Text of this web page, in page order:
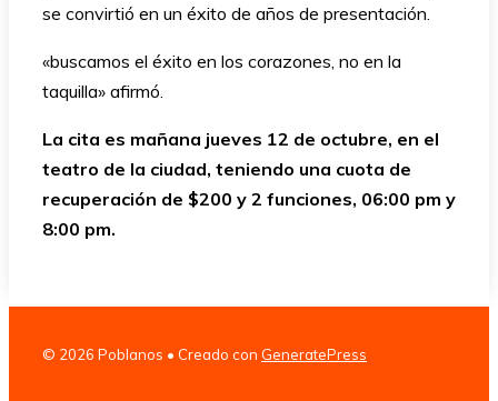
se convirtió en un éxito de años de presentación.
«buscamos el éxito en los corazones, no en la
taquilla» afirmó.
La cita es mañana jueves 12 de octubre, en el
teatro de la ciudad, teniendo una cuota de
recuperación de $200 y 2 funciones, 06:00 pm y
8:00 pm.
© 2026 Poblanos • Creado con GeneratePress